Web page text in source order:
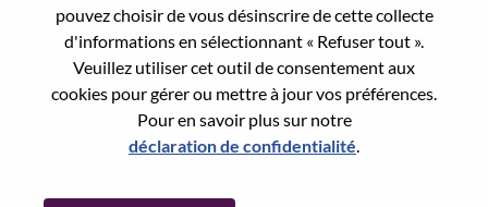
pouvez choisir de vous désinscrire de cette collecte
d'informations en sélectionnant « Refuser tout ».
Veuillez utiliser cet outil de consentement aux
cookies pour gérer ou mettre à jour vos préférences.
Pour en savoir plus sur notre
déclaration de confidentialité.
Reset password with your e-mail
E-mail*
Continue